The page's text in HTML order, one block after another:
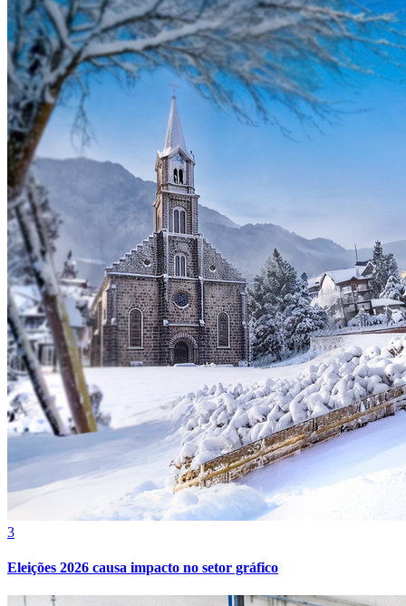
Vasco
3
Eleições 2026 causa impacto no setor gráfico